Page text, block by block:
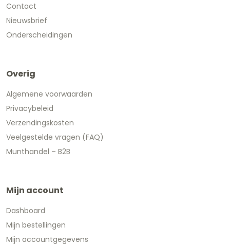
Contact
Nieuwsbrief
Onderscheidingen
Overig
Algemene voorwaarden
Privacybeleid
Verzendingskosten
Veelgestelde vragen (FAQ)
Munthandel – B2B
Mijn account
Dashboard
Mijn bestellingen
Mijn accountgegevens